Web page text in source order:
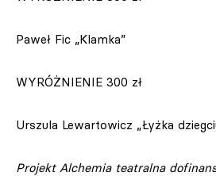
Paweł Fic „Klamka”
WYRÓŻNIENIE 300 zł
Urszula Lewartowicz „Łyżka
Projekt Alchemia teatralna